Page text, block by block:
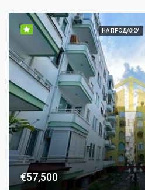
НА ПРОДАЖУ
€57,500